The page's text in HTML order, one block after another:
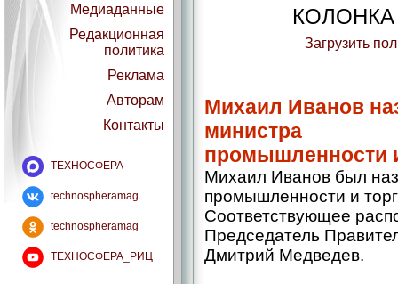
Медиаданные
Редакционная
политика
Реклама
Авторам
Контакты
ТЕХНОСФЕРА
technospheramag
technospheramag
ТЕХНОСФЕРА_РИЦ
Загрузить
Михаил Иванов
министра
промышленности
Михаил Иванов был
промышленности и
Соответствующее
Председатель
Дмитрий Медведев.